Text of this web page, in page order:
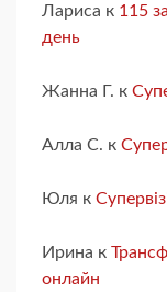
Лариса к 115
день
Жанна Г. к
Алла С. к
Юля к
Ирина к
онлайн